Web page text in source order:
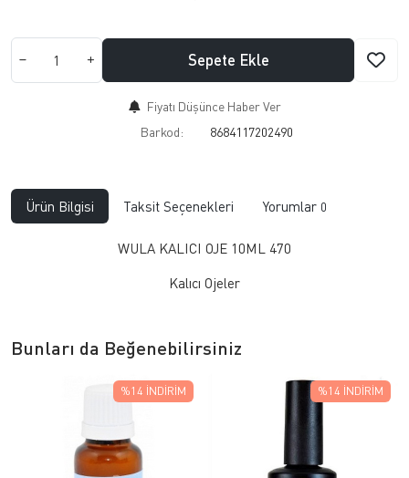
Sepete Ekle
Fiyatı Düşünce Haber Ver
Barkod:
8684117202490
Ürün Bilgisi Taksit Seçenekleri Yorumlar 0
WULA KALICI OJE 10ML 470
Kalıcı Ojeler
Bunları da Beğenebilirsiniz
%14 İNDIRIM %14 İNDIRIM